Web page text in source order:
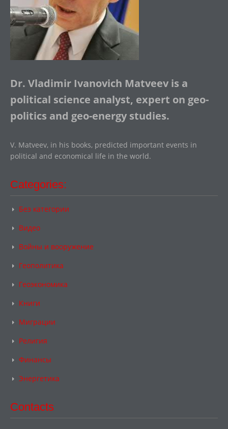
Dr. Vladimir Ivanovich Matveev is a
political science analyst, expert on geo-
politics and geo-energy studies.
V. Matveev, in his books, predicted important events in
political and economical life in the world.
Categories:
Без категории
Видео
Войны и вооружение
Геополитика
Геоэкономика
Книги
Миграции
Религия
Финансы
Энергетика
Contacts